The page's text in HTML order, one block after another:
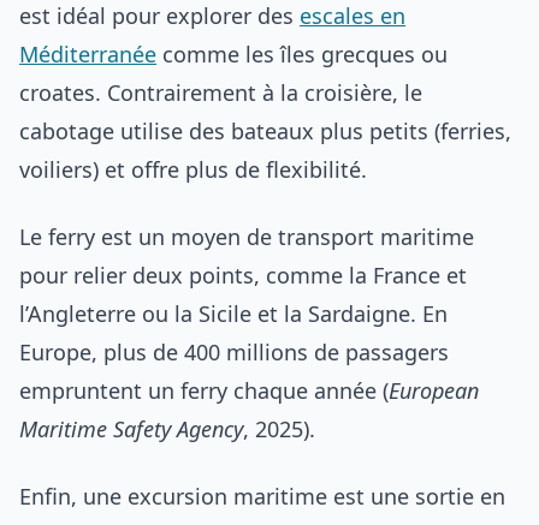
est idéal pour explorer des escales en
Méditerranée comme les îles grecques ou
croates. Contrairement à la croisière, le
cabotage utilise des bateaux plus petits (ferries,
voiliers) et offre plus de flexibilité.
Le ferry est un moyen de transport maritime
pour relier deux points, comme la France et
l’Angleterre ou la Sicile et la Sardaigne. En
Europe, plus de 400 millions de passagers
empruntent un ferry chaque année (European
Maritime Safety Agency, 2025).
Enfin, une excursion maritime est une sortie en